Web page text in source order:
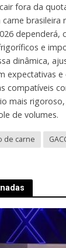
fora da
brasileira
dependerá,
e
dinâmica,
expectativas e
compatíveis
mais rigoroso,
de volumes.
de carne